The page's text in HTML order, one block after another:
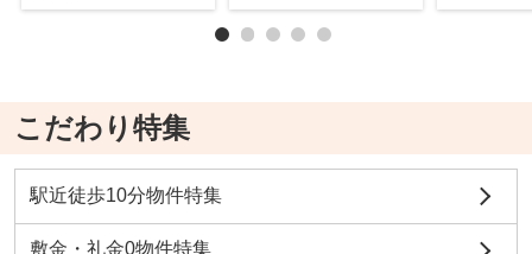
こだわり特集
駅近徒歩10分物件特集
敷金・礼金0物件特集